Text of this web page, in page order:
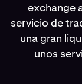
exchange
servicio de
una gran
unos